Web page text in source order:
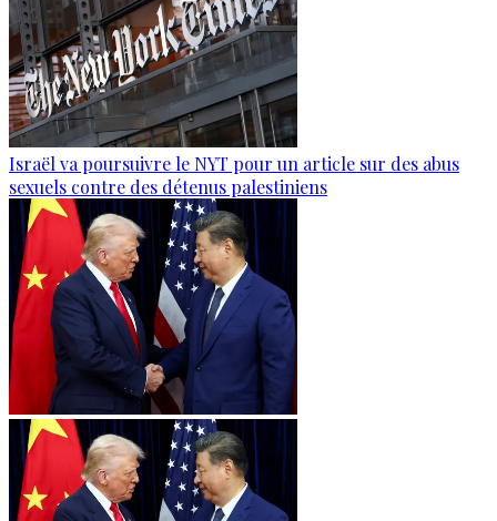
Israël va poursuivre le NYT pour un article sur des abus
sexuels contre des détenus palestiniens